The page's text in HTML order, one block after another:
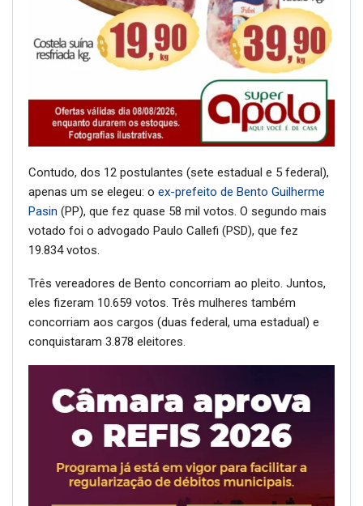
Contudo, dos 12 postulantes (sete estadual e 5 federal),
apenas um se elegeu: o ex-prefeito de Bento Guilherme
Pasin (PP), que fez quase 58 mil votos. O segundo mais
votado foi o advogado Paulo Callefi (PSD), que fez
19.834 votos.
Três vereadores de Bento concorriam ao pleito. Juntos,
eles fizeram 10.659 votos. Três mulheres também
concorriam aos cargos (duas federal, uma estadual) e
conquistaram 3.878 eleitores.